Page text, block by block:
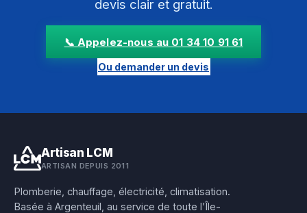
devis clair et gratuit.
📞 Appelez-nous au 01 34 10 91 61
Ou demander un devis
Artisan LCM
ARTISAN DEPUIS 2011
Plomberie, chauffage, électricité, climatisation.
Basée à Argenteuil, au service de toute l’Île-